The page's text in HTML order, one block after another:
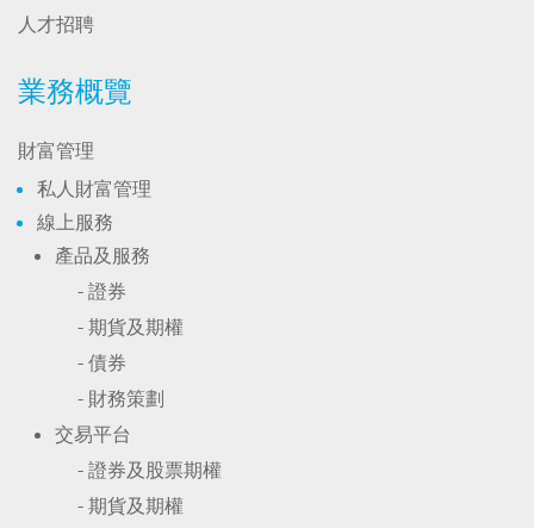
人才招聘
業務概覽
財富管理
私人財富管理
線上服務
產品及服務
- 證券
- 期貨及期權
- 債券
- 財務策劃
交易平台
- 證券及股票期權
- 期貨及期權